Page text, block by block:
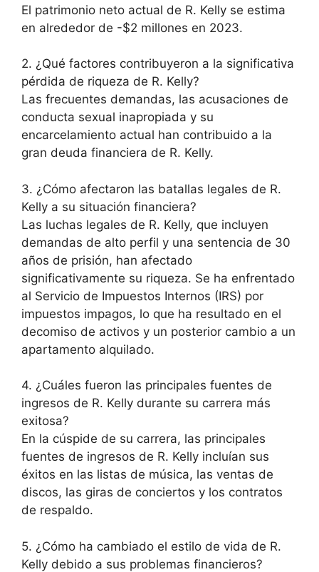
El patrimonio neto actual de R. Kelly se estima
en alrededor de -$2 millones en 2023.
2. ¿Qué factores contribuyeron a la significativa
pérdida de riqueza de R. Kelly?
Las frecuentes demandas, las acusaciones de
conducta sexual inapropiada y su
encarcelamiento actual han contribuido a la
gran deuda financiera de R. Kelly.
3. ¿Cómo afectaron las batallas legales de R.
Kelly a su situación financiera?
Las luchas legales de R. Kelly, que incluyen
demandas de alto perfil y una sentencia de 30
años de prisión, han afectado
significativamente su riqueza. Se ha enfrentado
al Servicio de Impuestos Internos (IRS) por
impuestos impagos, lo que ha resultado en el
decomiso de activos y un posterior cambio a un
apartamento alquilado.
4. ¿Cuáles fueron las principales fuentes de
ingresos de R. Kelly durante su carrera más
exitosa?
En la cúspide de su carrera, las principales
fuentes de ingresos de R. Kelly incluían sus
éxitos en las listas de música, las ventas de
discos, las giras de conciertos y los contratos
de respaldo.
5. ¿Cómo ha cambiado el estilo de vida de R.
Kelly debido a sus problemas financieros?